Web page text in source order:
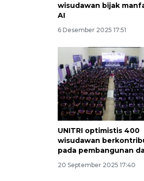
wisudawan bijak
AI
6 Desember 2025 17:51
UNITRI optimistis 400
wisudawan
pada pembangunan
20 September 2025 17:40